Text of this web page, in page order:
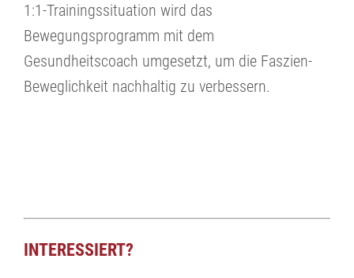
1:1-Trainingssituation wird das
Bewegungsprogramm mit dem
Gesundheitscoach umgesetzt, um die Faszien-
Beweglichkeit nachhaltig zu verbessern.
INTERESSIERT?